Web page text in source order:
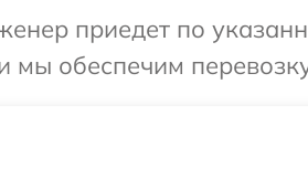
приедет по
мы обеспечим